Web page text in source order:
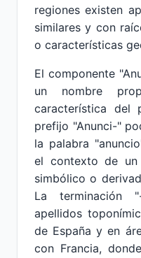
regiones existen
similares y con
o características
El componente
un nombre
característica del
prefijo "Anunci-"
la palabra
el contexto de un
simbólico o
La terminación
apellidos
de España y en
con Francia,